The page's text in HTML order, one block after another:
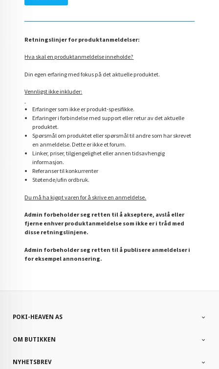
Retningslinjer for produktanmeldelser:
Hva skal en produktanmeldelse inneholde?
Din egen erfaring med fokus på det aktuelle produktet.
Vennligst ikke inkluder:
Erfaringer som ikke er produkt-spesifikke.
Erfaringer i forbindelse med support eller retur av det aktuelle
produktet.
Spørsmål om produktet eller spørsmål til andre som har skrevet
en anmeldelse. Dette er ikke et forum.
Linker, priser, tilgjengelighet eller annen tidsavhengig
informasjon.
Referanser til konkurrenter
Støtende/ufin ordbruk.
Du må ha kjøpt varen for å skrive en anmeldelse.
Admin forbeholder seg retten til å akseptere, avslå eller
fjerne enhver produktanmeldelse som ikke er i tråd med
disse retningslinjene.
Admin forbeholder seg retten til å publisere anmeldelser i
for eksempel annonsering.
POKI-HEAVEN AS
OM BUTIKKEN
NYHETSBREV